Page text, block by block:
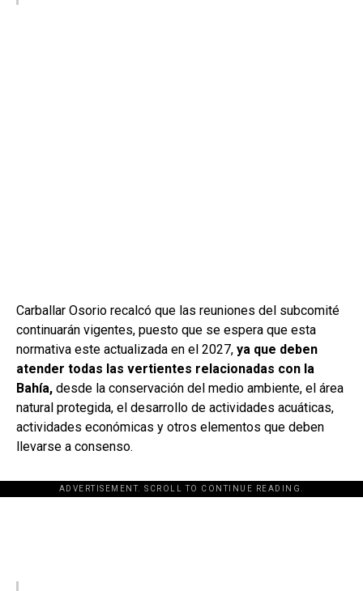
Carballar Osorio recalcó que las reuniones del subcomité
continuarán vigentes, puesto que se espera que esta
normativa este actualizada en el 2027, ya que deben
atender todas las vertientes relacionadas con la
Bahía, desde la conservación del medio ambiente, el área
natural protegida, el desarrollo de actividades acuáticas,
actividades económicas y otros elementos que deben
llevarse a consenso.
ADVERTISEMENT. SCROLL TO CONTINUE READING.
[adsforwp id="243463"]